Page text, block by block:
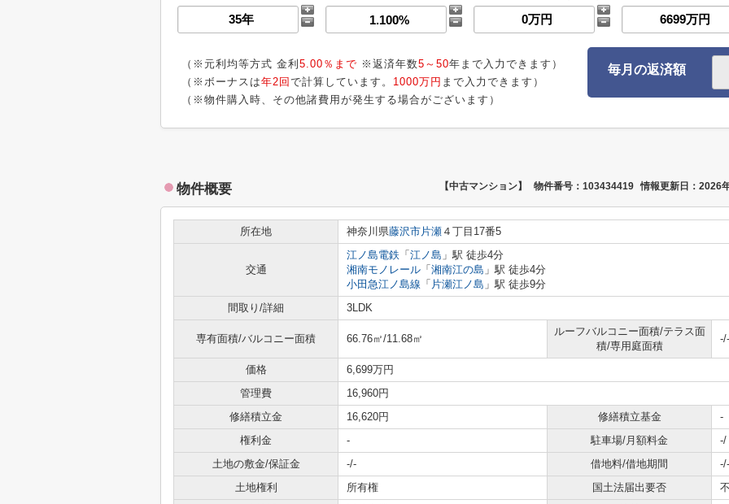
（※元利均等方式 金利 5.00％まで ※返済年数5～50年まで入力できます）
（※ボーナスは年2回 で計算しています。 1000万円 まで入力できます）
（※物件購入時、その他諸費用が発生する場合がございます）
毎月の返済額
物件概要 【中古マンション】 物件番号：103434419 情報更新日：2026
所在地 神奈川県藤沢市片瀬 ４丁目17番5
交通
江ノ島電鉄 「 江ノ島 」駅 徒歩4分
湘南モノレール 「 湘南江の島 」駅 徒歩4分
小田急江ノ島線 「 片瀬江ノ島 」駅 徒歩9分
間取り/詳細
3LDK
専有面積/バルコニー面積 66.76㎡/11.68㎡
ルーフバルコニー面積/テラス面
積/専用庭面積
価格
6,699万円
管理費
16,960円
修繕積立金
16,620円 修繕積立基金
-
権利金
- 駐車場/月額料金
-/
土地の敷金/保証金
-/- 借地料/借地期間
-/-
土地権利
所有権 国土法届出要否